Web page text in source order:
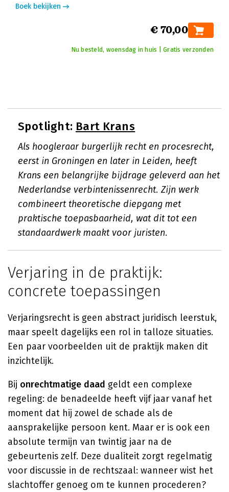
Boek bekijken
€ 70,00
Nu besteld, woensdag in huis | Gratis verzonden
Spotlight: Bart Krans
Als hoogleraar burgerlijk recht en procesrecht,
eerst in Groningen en later in Leiden, heeft
Krans een belangrijke bijdrage geleverd aan het
Nederlandse verbintenissenrecht. Zijn werk
combineert theoretische diepgang met
praktische toepasbaarheid, wat dit tot een
standaardwerk maakt voor juristen.
Verjaring in de praktijk:
concrete toepassingen
Verjaringsrecht is geen abstract juridisch leerstuk,
maar speelt dagelijks een rol in talloze situaties.
Een paar voorbeelden uit de praktijk maken dit
inzichtelijk.
Bij onrechtmatige daad geldt een complexe
regeling: de benadeelde heeft vijf jaar vanaf het
moment dat hij zowel de schade als de
aansprakelijke persoon kent. Maar er is ook een
absolute termijn van twintig jaar na de
gebeurtenis zelf. Deze dualiteit zorgt regelmatig
voor discussie in de rechtszaal: wanneer wist het
slachtoffer genoeg om te kunnen procederen?